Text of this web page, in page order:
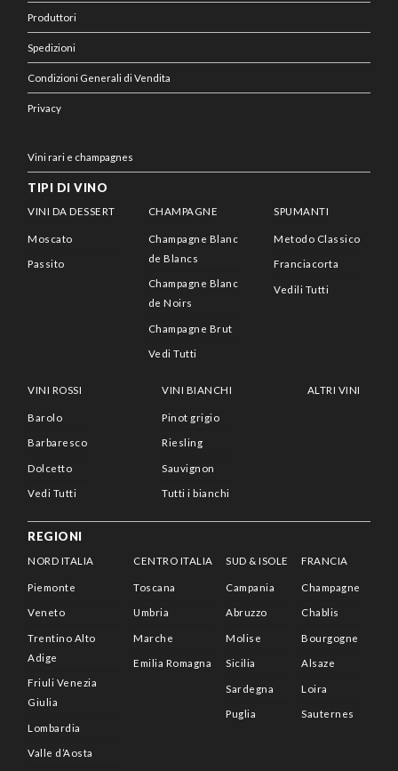
Produttori
Spedizioni
Condizioni Generali di Vendita
Privacy
Vini rari e champagnes
TIPI DI VINO
VINI DA DESSERT
Moscato
Passito
CHAMPAGNE
Champagne Blanc
de Blancs
Champagne Blanc
de Noirs
Champagne Brut
Vedi Tutti
SPUMANTI
Metodo Classico
Franciacorta
Vedili Tutti
VINI ROSSI
Barolo
Barbaresco
Dolcetto
Vedi Tutti
VINI BIANCHI
Pinot grigio
Riesling
Sauvignon
Tutti i bianchi
ALTRI VINI
REGIONI
NORD ITALIA
Piemonte
Veneto
Trentino Alto
Adige
Friuli Venezia
Giulia
Lombardia
Valle d’Aosta
CENTRO ITALIA
Toscana
Umbria
Marche
Emilia Romagna
SUD & ISOLE
Campania
Abruzzo
Molise
Sicilia
Sardegna
Puglia
FRANCIA
Champagne
Chablis
Bourgogne
Alsaze
Loira
Sauternes